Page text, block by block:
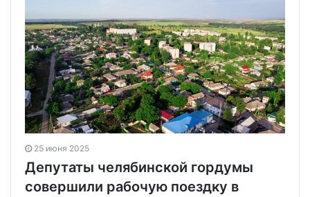
25 июня 2025
Депутаты челябинской гордумы
совершили рабочую поездку в